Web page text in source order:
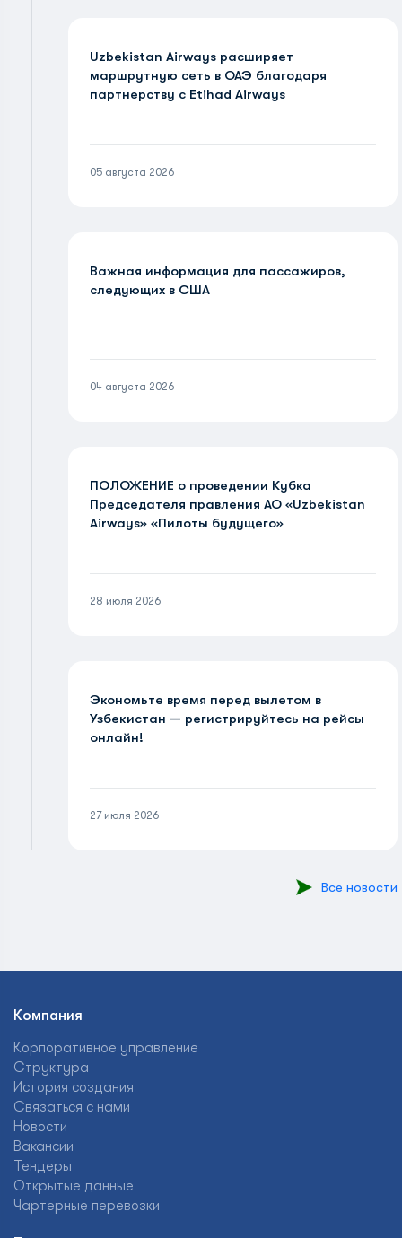
Uzbekistan Airways расширяет
маршрутную сеть в ОАЭ благодаря
партнерству с Etihad Airways
05 августа 2026
Важная информация для пассажиров,
следующих в США
04 августа 2026
ПОЛОЖЕНИЕ о проведении Кубка
Председателя правления АО «Uzbekistan
Airways» «Пилоты будущего»
28 июля 2026
Экономьте время перед вылетом в
Узбекистан — регистрируйтесь на рейсы
онлайн!
27 июля 2026
Все новости
Компания
Корпоративное управление
Структура
История создания
Связаться с нами
Новости
Вакансии
Тендеры
Открытые данные
Чартерные перевозки